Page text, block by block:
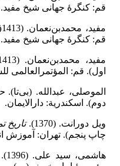
قم: کنگرۀ جهانی شیخ مفید.
مفید، محمدبن‌نعمان. (1413ق «ب»).
قم: کنگرۀ جهانی شیخ مفید.
مفید، محمدبن‌نعمان. (1413ق «ج»).
اول). قم: المؤتمرالعالمی
الموصلی، عبدالله. (بی‌تا).
دوم). اسکندریة: دارالایمان.
ویل دورانت. (1370). تاریخ
چاپ پنجم). تهران: آموزش
هاشمی، سید علی. (1396).